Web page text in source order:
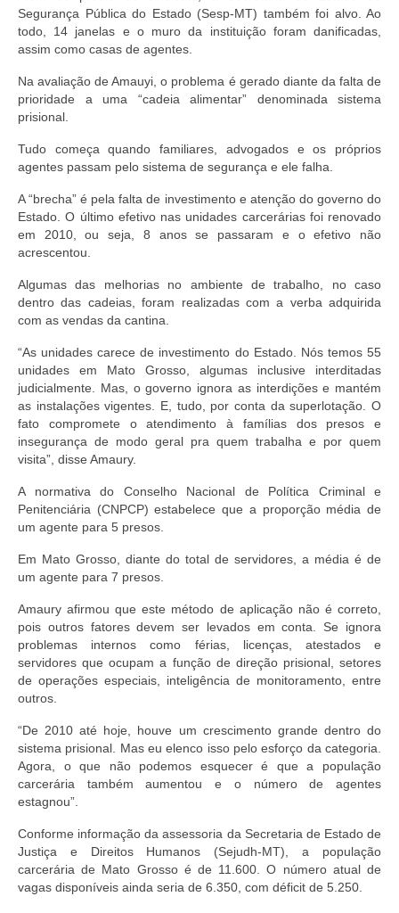
Esportes
Notícias
Pautas Nacionais
Convênios
Fale Conosco
Permutas Disponíveis
Área do Filiado
Regimento interno do Sindsppen
Segurança Pública do Estado (Sesp-MT) também foi alvo. Ao
todo, 14 janelas e o muro da instituição foram danificadas,
assim como casas de agentes.
Na avaliação de Amauyi, o problema é gerado diante da falta de
prioridade a uma “cadeia alimentar” denominada sistema
prisional.
Tudo começa quando familiares, advogados e os próprios
agentes passam pelo sistema de segurança e ele falha.
A “brecha” é pela falta de investimento e atenção do governo do
Estado. O último efetivo nas unidades carcerárias foi renovado
em 2010, ou seja, 8 anos se passaram e o efetivo não
acrescentou.
Algumas das melhorias no ambiente de trabalho, no caso
dentro das cadeias, foram realizadas com a verba adquirida
com as vendas da cantina.
“As unidades carece de investimento do Estado. Nós temos 55
unidades em Mato Grosso, algumas inclusive interditadas
judicialmente. Mas, o governo ignora as interdições e mantém
as instalações vigentes. E, tudo, por conta da superlotação. O
fato compromete o atendimento à famílias dos presos e
insegurança de modo geral pra quem trabalha e por quem
visita”, disse Amaury.
A normativa do Conselho Nacional de Política Criminal e
Penitenciária (CNPCP) estabelece que a proporção média de
um agente para 5 presos.
Em Mato Grosso, diante do total de servidores, a média é de
um agente para 7 presos.
Amaury afirmou que este método de aplicação não é correto,
pois outros fatores devem ser levados em conta. Se ignora
problemas internos como férias, licenças, atestados e
servidores que ocupam a função de direção prisional, setores
de operações especiais, inteligência de monitoramento, entre
outros.
“De 2010 até hoje, houve um crescimento grande dentro do
sistema prisional. Mas eu elenco isso pelo esforço da categoria.
Agora, o que não podemos esquecer é que a população
carcerária também aumentou e o número de agentes
estagnou”.
Conforme informação da assessoria da Secretaria de Estado de
Justiça e Direitos Humanos (Sejudh-MT), a população
carcerária de Mato Grosso é de 11.600. O número atual de
vagas disponíveis ainda seria de 6.350, com déficit de 5.250.